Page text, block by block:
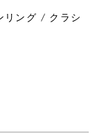
リング / クラシ